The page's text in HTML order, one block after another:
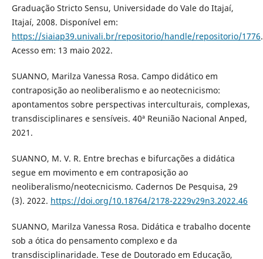
Graduação Stricto Sensu, Universidade do Vale do Itajaí,
Itajaí, 2008. Disponível em:
https://siaiap39.univali.br/repositorio/handle/repositorio/1776.
Acesso em: 13 maio 2022.
SUANNO, Marilza Vanessa Rosa. Campo didático em
contraposição ao neoliberalismo e ao neotecnicismo:
apontamentos sobre perspectivas interculturais, complexas,
transdisciplinares e sensíveis. 40ª Reunião Nacional Anped,
2021.
SUANNO, M. V. R. Entre brechas e bifurcações a didática
segue em movimento e em contraposição ao
neoliberalismo/neotecnicismo. Cadernos De Pesquisa, 29
(3). 2022. https://doi.org/10.18764/2178-2229v29n3.2022.46
SUANNO, Marilza Vanessa Rosa. Didática e trabalho docente
sob a ótica do pensamento complexo e da
transdisciplinaridade. Tese de Doutorado em Educação,